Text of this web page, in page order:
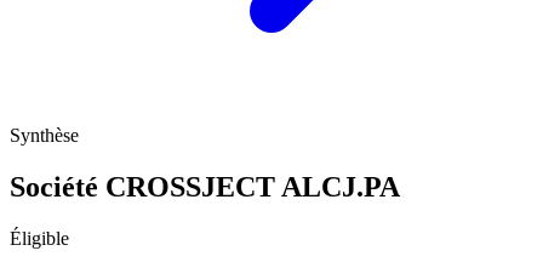
Synthèse
Société CROSSJECT ALCJ.PA
Éligible